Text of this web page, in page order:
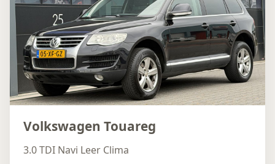
Volkswagen Touareg
3.0 TDI Navi Leer Clima